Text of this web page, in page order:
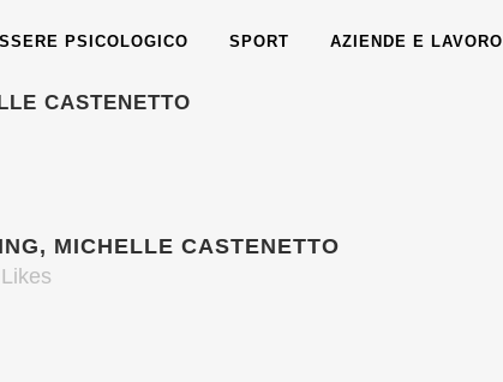
PSICOLOGICO SPORT AZIENDE E LAVORO
CASTENETTO
MICHELLE CASTENETTO
Likes